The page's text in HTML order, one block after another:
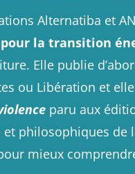
Alternatiba et
la transition
Elle publie
ou Libération et
paru aux
philosophiques de
mieux